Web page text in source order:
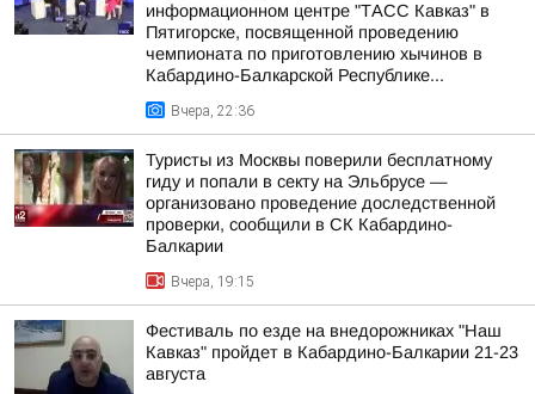
информационном центре "ТАСС Кавказ" в
Пятигорске, посвященной проведению
чемпионата по приготовлению хычинов в
Кабардино-Балкарской Республике...
Вчера, 22:36
Туристы из Москвы поверили бесплатному
гиду и попали в секту на Эльбрусе —
организовано проведение доследственной
проверки, сообщили в СК Кабардино-
Балкарии
Вчера, 19:15
Фестиваль по езде на внедорожниках "Наш
Кавказ" пройдет в Кабардино-Балкарии 21-23
августа